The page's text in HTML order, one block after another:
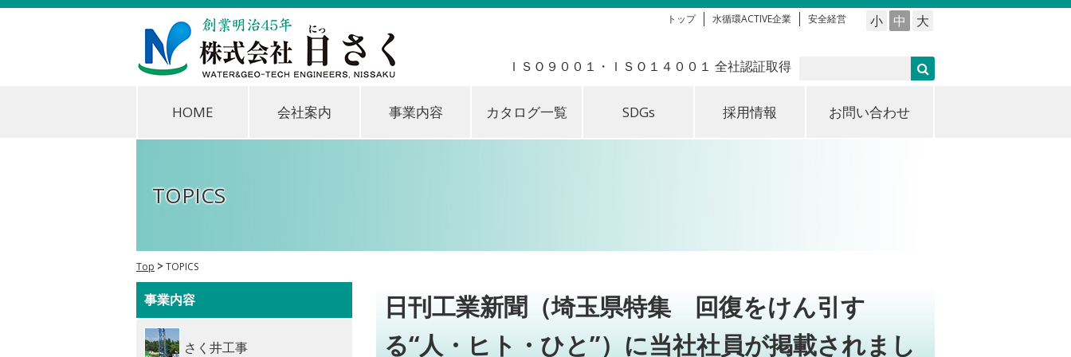
小 中 大
トップ 水循環ACTIVE企業 安全経営
ＩＳＯ９００１・ＩＳＯ１４００１ 全社認証取得
HOME 会社案内 事業内容 カタログ一覧 SDGs 採用情報 お問い合わせ
TOPICS
Top TOPICS
日刊工業新聞（埼玉県特集 回復をけん引す
る“人・ヒト・ひと”）に当社社員が掲載されまし
事業内容
さく井工事